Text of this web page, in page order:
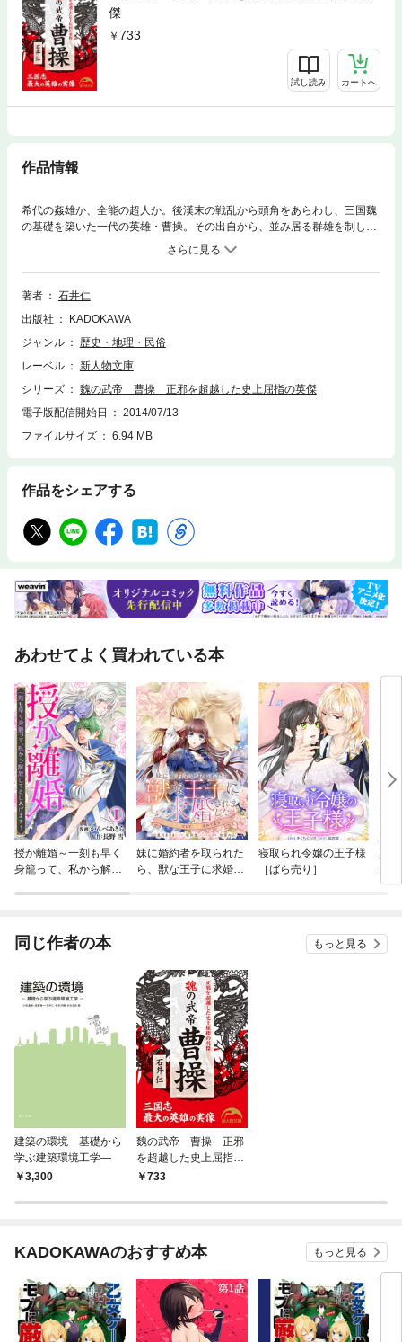
傑
733
試し読み カートへ
作品情報
希代の姦雄か、全能の超人か。後漢末の戦乱から頭角をあらわし、三国魏
の基礎を築いた一代の英雄・曹操。その出自から、並み居る群雄を制して
魏国を起こすまでの足跡を辿る。幾多の毀誉褒貶をいったん解体し、当時
の政治・社会との距離をはかりつつ相対化し、知られざる実像に迫ろうと
試みた。
著者
石井仁
出版社
KADOKAWA
ジャンル
歴史・地理・民俗
レーベル
新人物文庫
シリーズ
魏の武帝 曹操 正邪を超越した史上屈指の英傑
電子版配信開始日
2014/07/13
ファイルサイズ
6.94 MB
作品をシェアする
あわせてよく買われている本
授か離婚～一刻も早く
身籠って、私から解放
妹に婚約者を取られた
ら、獣な王子に求婚さ
寝取られ令嬢の王子様
［ばら売り］
か
～
同じ作者の本 もっと見る
建築の環境―基礎から
学ぶ建築環境工学―
3,300
魏の武帝 曹操 正邪
を超越した史上屈指の
英傑733
KADOKAWAのおすすめ本 もっと見る